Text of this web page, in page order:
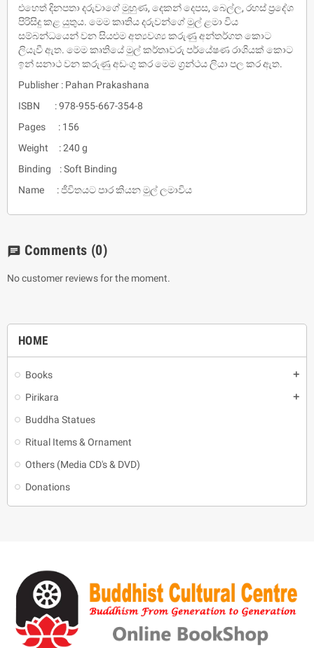
HOME
Books add
Pirikara add
Buddha Statues
Ritual Items & Ornament
Others (Media CD's & DVD)
Donations
එහෙත් දිනපතා දරුවාගේ මුහුණ, දෙකන් දෙපස, බෙල්ල, රහස් ප්‍රදේශ
පිරිසිදු කළ යුතුය. මෙම කෘතිය දරුවන්ගේ මුල් ළමා විය
සම්බන්ධයෙන් වන සියළුම අත්‍යවශ්‍ය කරුණු අන්තර්ගත කොට
ලියැවී ඇත. මෙම කෘතියේ මුල් කර්තෘවරු පර්යේෂණ රාශියක් කොට
ඉන් සනාථ වන කරුණු අඩංගු කර මෙම ග්‍රන්ථය ලියා පල කර ඇත.
Publisher : Pahan Prakashana
ISBN : 978-955-667-354-8
Pages : 156
Weight : 240 g
Binding : Soft Binding
Name : ජීවිතයට පාර කියන මුල් ලමාවිය
chat Comments (0)
No customer reviews for the moment.